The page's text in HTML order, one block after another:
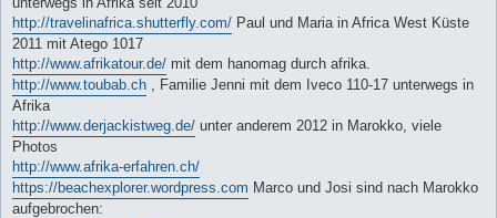
http://travelinafrica.shutterfly.com/ Paul und Maria in Africa West Küste
2011 mit Atego 1017
http://www.afrikatour.de/ mit dem hanomag durch afrika.
http://www.toubab.ch , Familie Jenni mit dem Iveco 110-17 unterwegs in
Afrika
http://www.derjackistweg.de/ unter anderem 2012 in Marokko, viele
Photos
http://www.afrika-erfahren.ch/
https://beachexplorer.wordpress.com Marco und Josi sind nach Marokko
aufgebrochen: